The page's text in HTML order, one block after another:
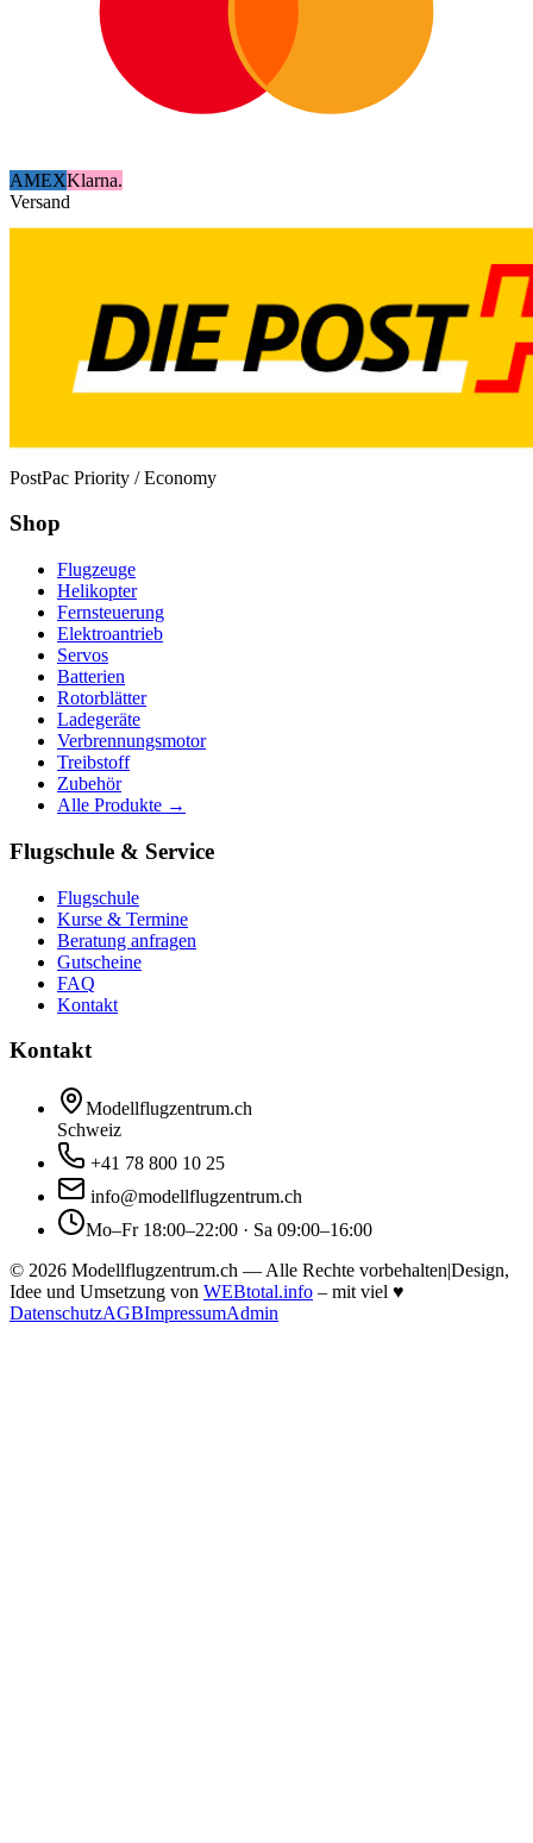
AMEXKlarna.
Versand
PostPac Priority / Economy
Shop
Flugzeuge
Helikopter
Fernsteuerung
Elektroantrieb
Servos
Batterien
Rotorblätter
Ladegeräte
Verbrennungsmotor
Treibstoff
Zubehör
Alle Produkte →
Flugschule & Service
Flugschule
Kurse & Termine
Beratung anfragen
Gutscheine
FAQ
Kontakt
Kontakt
Modellflugzentrum.ch
Schweiz
+41 78 800 10 25
info@modellflugzentrum.ch
Mo–Fr 18:00–22:00 · Sa 09:00–16:00
© 2026 Modellflugzentrum.ch — Alle Rechte vorbehalten|Design,
Idee und Umsetzung von WEBtotal.info – mit viel ♥
DatenschutzAGBImpressumAdmin